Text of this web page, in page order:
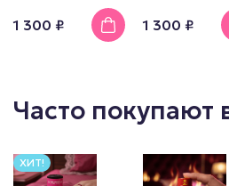
1 300 ₽ 1 300 ₽
Часто покупают
ХИТ!